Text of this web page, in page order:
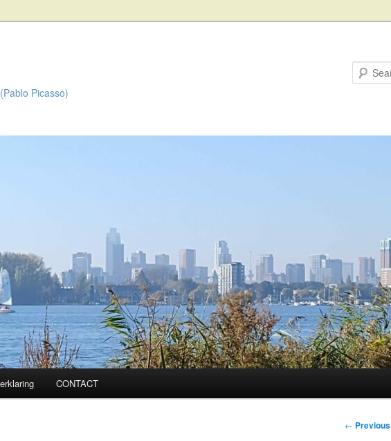
Picasso)
CONTACT
Post
← Previous